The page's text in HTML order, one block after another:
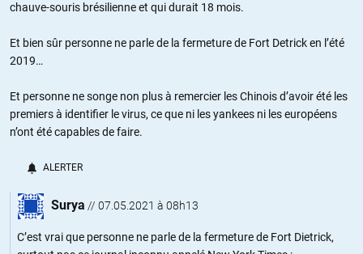
chauve-souris brésilienne et qui durait 18 mois.
Et bien sûr personne ne parle de la fermeture de Fort Detrick en l’été
2019…
Et personne ne songe non plus à remercier les Chinois d’avoir été les
premiers à identifier le virus, ce que ni les yankees ni les européens
n’ont été capables de faire.
ALERTER
Surya // 07.05.2021 à 08h13
C’est vrai que personne ne parle de la fermeture de Fort Dietrick,